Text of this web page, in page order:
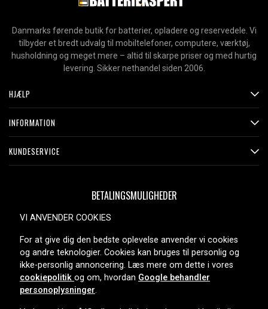
Danmarks førende butik for batterier, opladere og reservedele. Vi
tilbyder et bredt udvalg til mobiltelefoner, computere, værktøj,
husholdning og meget mere – altid til skarpe priser og med hurtig
levering. Sikker nethandel siden 2006.
HJÆLP
INFORMATION
KUNDESERVICE
BETALINGSMULIGHEDER
LEVERINGSMULIGHEDER
VI ANVENDER COOKIES
For at give dig den bedste oplevelse anvender vi cookies
og andre teknologier. Cookies kan bruges til personlig og
ikke-personlig annoncering. Læs mere om dette i vores
cookiepolitik og om, hvordan Google behandler
personoplysninger.